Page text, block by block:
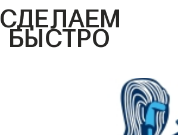
СДЕЛАЕМ
БЫСТРО